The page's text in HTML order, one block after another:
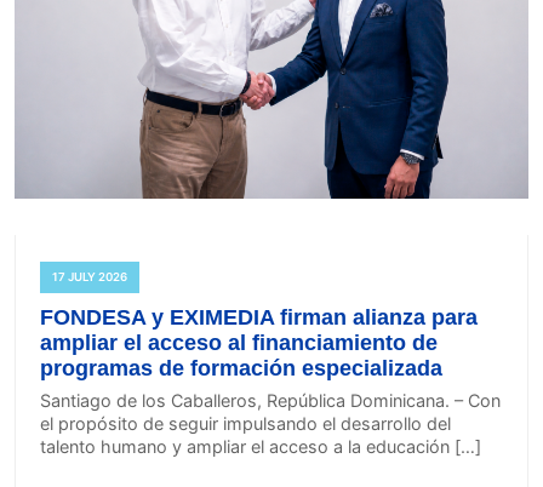
17 JULY 2026
FONDESA y EXIMEDIA firman alianza para
ampliar el acceso al financiamiento de
programas de formación especializada
Santiago de los Caballeros, República Dominicana. – Con
el propósito de seguir impulsando el desarrollo del
talento humano y ampliar el acceso a la educación […]